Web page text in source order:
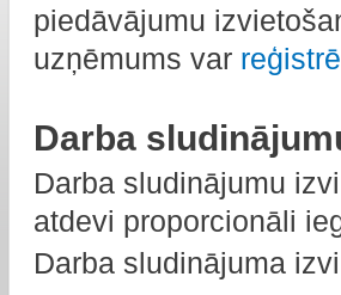
piedāvājumu
uzņēmums var
Darba
Darba sludinājumu
atdevi proporcionāli
Darba sludinājuma